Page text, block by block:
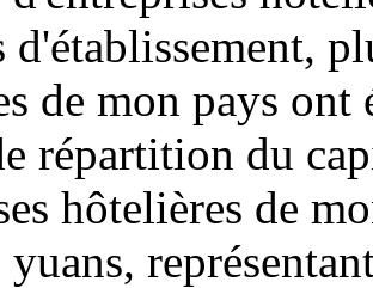
d'établissement,
de mon pays ont
répartition du
hôtelières de